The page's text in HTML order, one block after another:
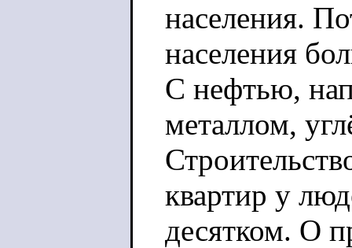
населения.
населения
С нефтью,
металлом,
квартир у
десятком. О